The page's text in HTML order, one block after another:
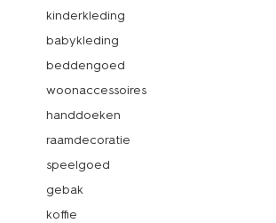
kinderkleding
babykleding
beddengoed
woonaccessoires
handdoeken
raamdecoratie
speelgoed
gebak
koffie